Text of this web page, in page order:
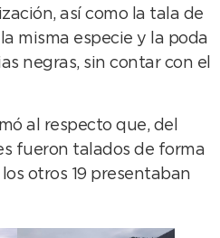
así como la tala de
misma especie y la poda
negras, sin contar con el
al respecto que, del
fueron talados de forma
otros 19 presentaban